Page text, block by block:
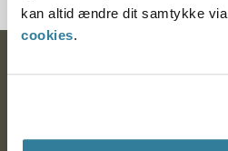
kan altid ændre dit samtykke via
cookies.
Ankestyrelsen